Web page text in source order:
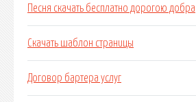
Песня скачать бесплатно дорогою добра
Скачать шаблон страницы
Договор бартера услуг